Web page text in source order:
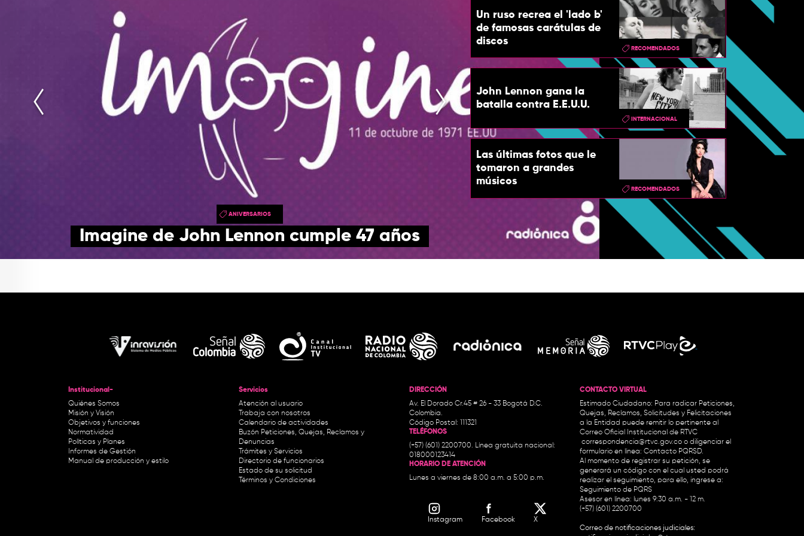
ANIVERSARIOS
Imagine de John Lennon cumple 47 años Happy
Un ruso recrea el 'lado b'
de famosas carátulas de
discos
RECOMENDADOS
John Lennon gana la
batalla contra E.E.U.U.
INTERNACIONAL
Las últimas fotos que le
tomaron a grandes
músicos
RECOMENDADOS
Institucional-
Quiénes Somos
Misión y Visión
Objetivos y funciones
Normatividad
Políticas y Planes
Informes de Gestión
Manual de producción y estilo
Servicios
Atención al usuario
Trabaja con nosotros
Calendario de actividades
Buzón Peticiones, Quejas, Reclamos y
Denuncias
Trámites y Servicios
Directorio de funcionarios
Estado de su solicitud
Términos y Condiciones
DIRECCIÓN
Av. El Dorado Cr.45 # 26 - 33 Bogotá D.C.
Colombia.
Código Postal: 111321
TELÉFONOS
(+57) (601) 2200700. Línea gratuita nacional:
018000123414
HORARIO DE ATENCIÓN
Lunes a viernes de 8:00 a.m. a 5:00 p.m.
Instagram Facebook X
CONTACTO VIRTUAL
Estimado Ciudadano: Para radicar Peticiones,
Quejas, Reclamos, Solicitudes y Felicitaciones
a la Entidad puede remitir lo pertinente al
Correo Oficial Institucional de RTVC
correspondencia@rtvc.gov.co o diligenciar el
formulario en línea: Contacto PQRSD.
Al momento de registrar su petición, se
generará un código con el cual usted podrá
realizar el seguimiento, para ello, ingrese a:
Seguimiento de PQRS
Asesor en línea: lunes 9:30 a.m. - 12 m.
(+57) (601) 2200700
Correo de notificaciones judiciales: